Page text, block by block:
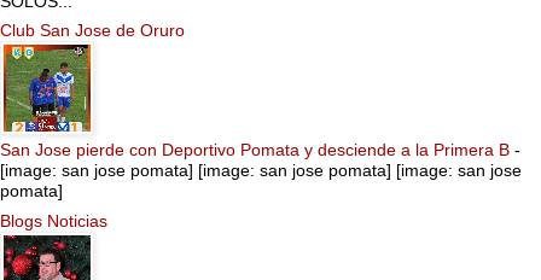
Club San Jose de Oruro
San Jose pierde con Deportivo Pomata y desciende a la Primera B -
[image: san jose pomata] [image: san jose pomata] [image: san jose
pomata]
Blogs Noticias